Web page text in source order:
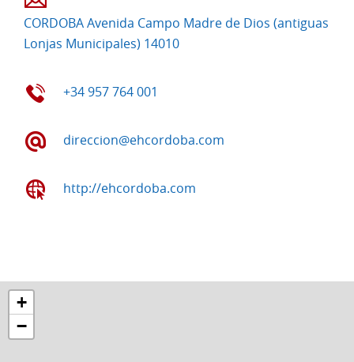
CORDOBA Avenida Campo Madre de Dios (antiguas
Lonjas Municipales) 14010
+34 957 764 001
direccion@ehcordoba.com
http://ehcordoba.com
+
−